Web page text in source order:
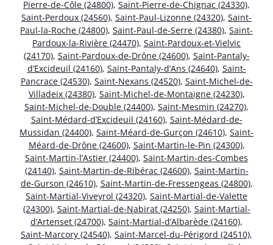
Pierre-de-Côle (24800), Saint-Pierre-de-Chignac (24330),
Saint-Perdoux (24560), Saint-Paul-Lizonne (24320), Saint-
Paul-la-Roche (24800), Saint-Paul-de-Serre (24380), Saint-
Pardoux-la-Rivière (24470), Saint-Pardoux-et-Vielvic
(24170), Saint-Pardoux-de-Drône (24600), Saint-Pantaly-
d’Excideuil (24160), Saint-Pantaly-d’Ans (24640), Saint-
Pancrace (24530), Saint-Nexans (24520), Saint-Michel-de-
Villadeix (24380), Saint-Michel-de-Montaigne (24230),
Saint-Michel-de-Double (24400), Saint-Mesmin (24270),
Saint-Médard-d’Excideuil (24160), Saint-Médard-de-
Mussidan (24400), Saint-Méard-de-Gurçon (24610), Saint-
Méard-de-Drône (24600), Saint-Martin-le-Pin (24300),
Saint-Martin-l’Astier (24400), Saint-Martin-des-Combes
(24140), Saint-Martin-de-Ribérac (24600), Saint-Martin-
de-Gurson (24610), Saint-Martin-de-Fressengeas (24800),
Saint-Martial-Viveyrol (24320), Saint-Martial-de-Valette
(24300), Saint-Martial-de-Nabirat (24250), Saint-Martial-
d’Artenset (24700), Saint-Martial-d’Albarède (24160),
Saint-Marcory (24540), Saint-Marcel-du-Périgord (24510),